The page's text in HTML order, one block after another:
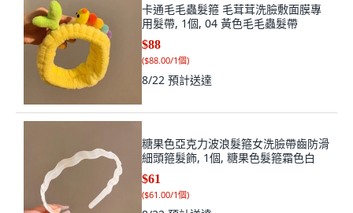
卡通毛毛蟲髮箍 毛茸茸洗臉敷面膜專
用髮帶, 1個, 04 黃色毛毛蟲髮帶
$88
($88.00/1個)
8/22 預計送達
糖果色亞克力波浪髮箍女洗臉帶齒防滑
細頭箍髮飾, 1個, 糖果色髮箍霜色白
$61
($61.00/1個)